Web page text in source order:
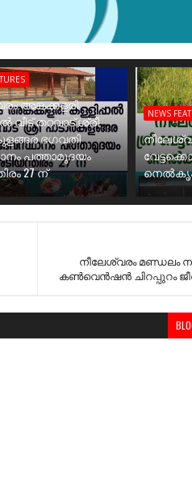
അങ്കക്കളരി
വീട് തറവാട് ശ്രീ
ഭഗവതി
പത്താമുദയം
27 ന്
NEWS
നീലേശ്വരം
കൺവെൻഷൻ ചിറപ്പുറം